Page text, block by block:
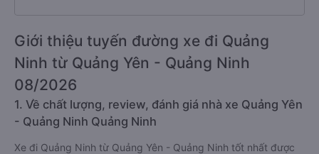
Giới thiệu tuyến đường xe đi Quảng
Ninh từ Quảng Yên - Quảng Ninh
08/2026
1. Về chất lượng, review, đánh giá nhà xe Quảng Yên
- Quảng Ninh Quảng Ninh
Xe đi Quảng Ninh từ Quảng Yên - Quảng Ninh tốt nhất được